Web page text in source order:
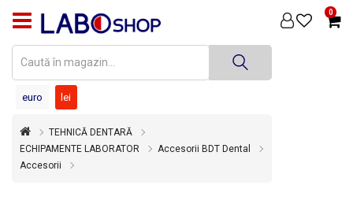
0
PRODUSE
DENTARĂ
DENTARĂ
DEZINFECȚIE
euro lei
TEHNICĂ DENTARĂ
ECHIPAMENTE LABORATOR
Accesorii BDT Dental
Accesorii